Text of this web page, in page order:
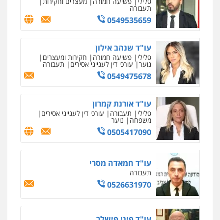
פלילי משפחה אזרחי מסחרי
0502130230
אברהם שהבזי – משרד עורכי דין
מיסים כלכלי פלילי פשיעה כלכלית הלבנת
הון
0504456555
עו"ד דרוויש נאשף
פלילי פשיעה חמורה זכויות אדם
0527448141
עו"ד מוחמד סביחאת
פלילי תעבורה
0525077716